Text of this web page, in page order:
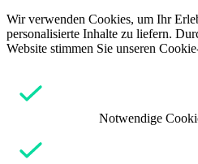
Wir verwenden Cookies, um Ihr
personalisierte Inhalte zu liefern.
Website stimmen Sie unseren
Notwendige